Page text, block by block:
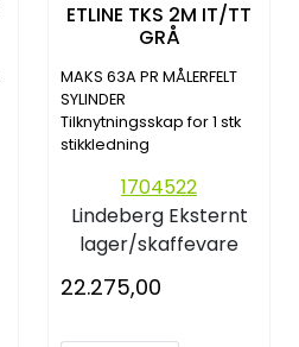
ETLINE TKS 2M IT/TT
GRÅ
MAKS 63A PR MÅLERFELT
SYLINDER
Tilknytningsskap for 1 stk
stikkledning
1704522
Lindeberg Eksternt
lager/skaffevare
22.275,00